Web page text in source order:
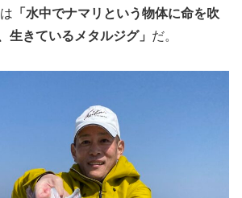
「水中でナマリという物体に命を吹
生きているメタルジグ」 だ。